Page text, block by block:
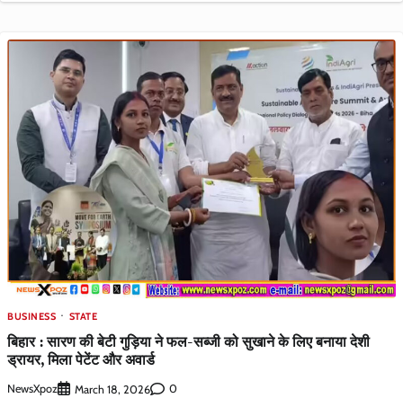
BUSINESS STATE
बिहार : सारण की बेटी गुड़िया ने फल-सब्जी को सुखाने के लिए बनाया देशी
ड्रायर, मिला पेटेंट और अवार्ड
NewsXpoz March 18, 2026 0